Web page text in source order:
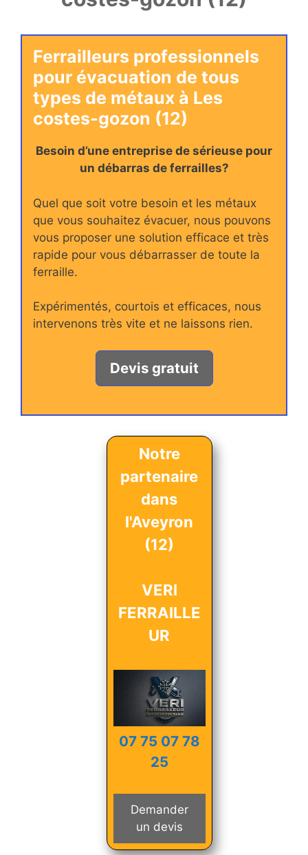
Ferrailleurs professionnels
pour évacuation de tous
types de métaux à Les
costes-gozon (12)
Besoin d’une entreprise de sérieuse pour
un débarras de ferrailles?
Quel que soit votre besoin et les métaux
que vous souhaitez évacuer, nous pouvons
vous proposer une solution efficace et très
rapide pour vous débarrasser de toute la
ferraille.
Expérimentés, courtois et efficaces, nous
intervenons très vite et ne laissons rien.
Devis gratuit
Notre
partenaire
dans
l'Aveyron
(12)
VERI
FERRAILLE
UR
07 75 07 78
25
Demander
un devis